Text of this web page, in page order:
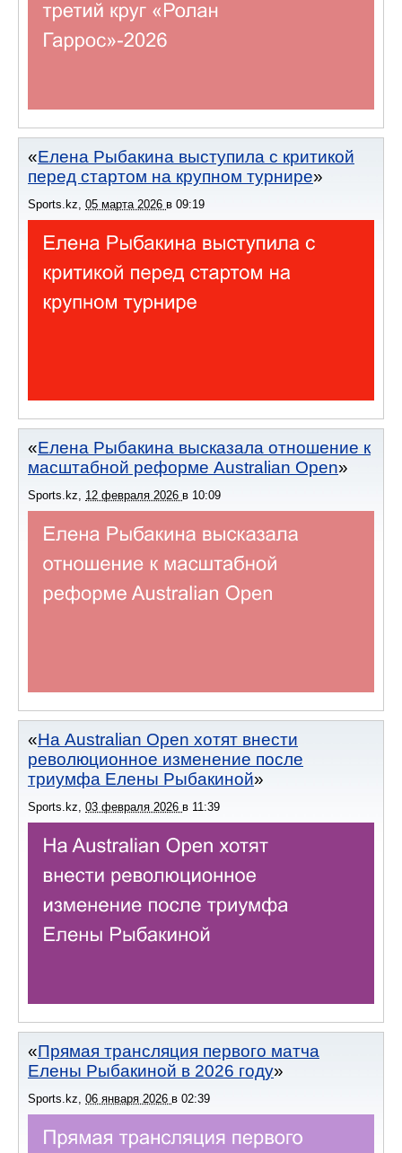
Елена Рыбакина выступила с критикой
перед стартом на крупном турнире
Sports.kz 05 марта 2026 в 09:19
Елена Рыбакина высказала отношение к
масштабной реформе Australian Open
Sports.kz, 12 февраля 2026 в 10:09
На Australian Open хотят внести
революционное изменение после
триумфа Елены Рыбакиной
Sports.kz, 03 февраля 2026 в 11:39
Прямая трансляция первого матча
Елены Рыбакиной в 2026 году
Sports.kz 06 января 2026 в 02:39